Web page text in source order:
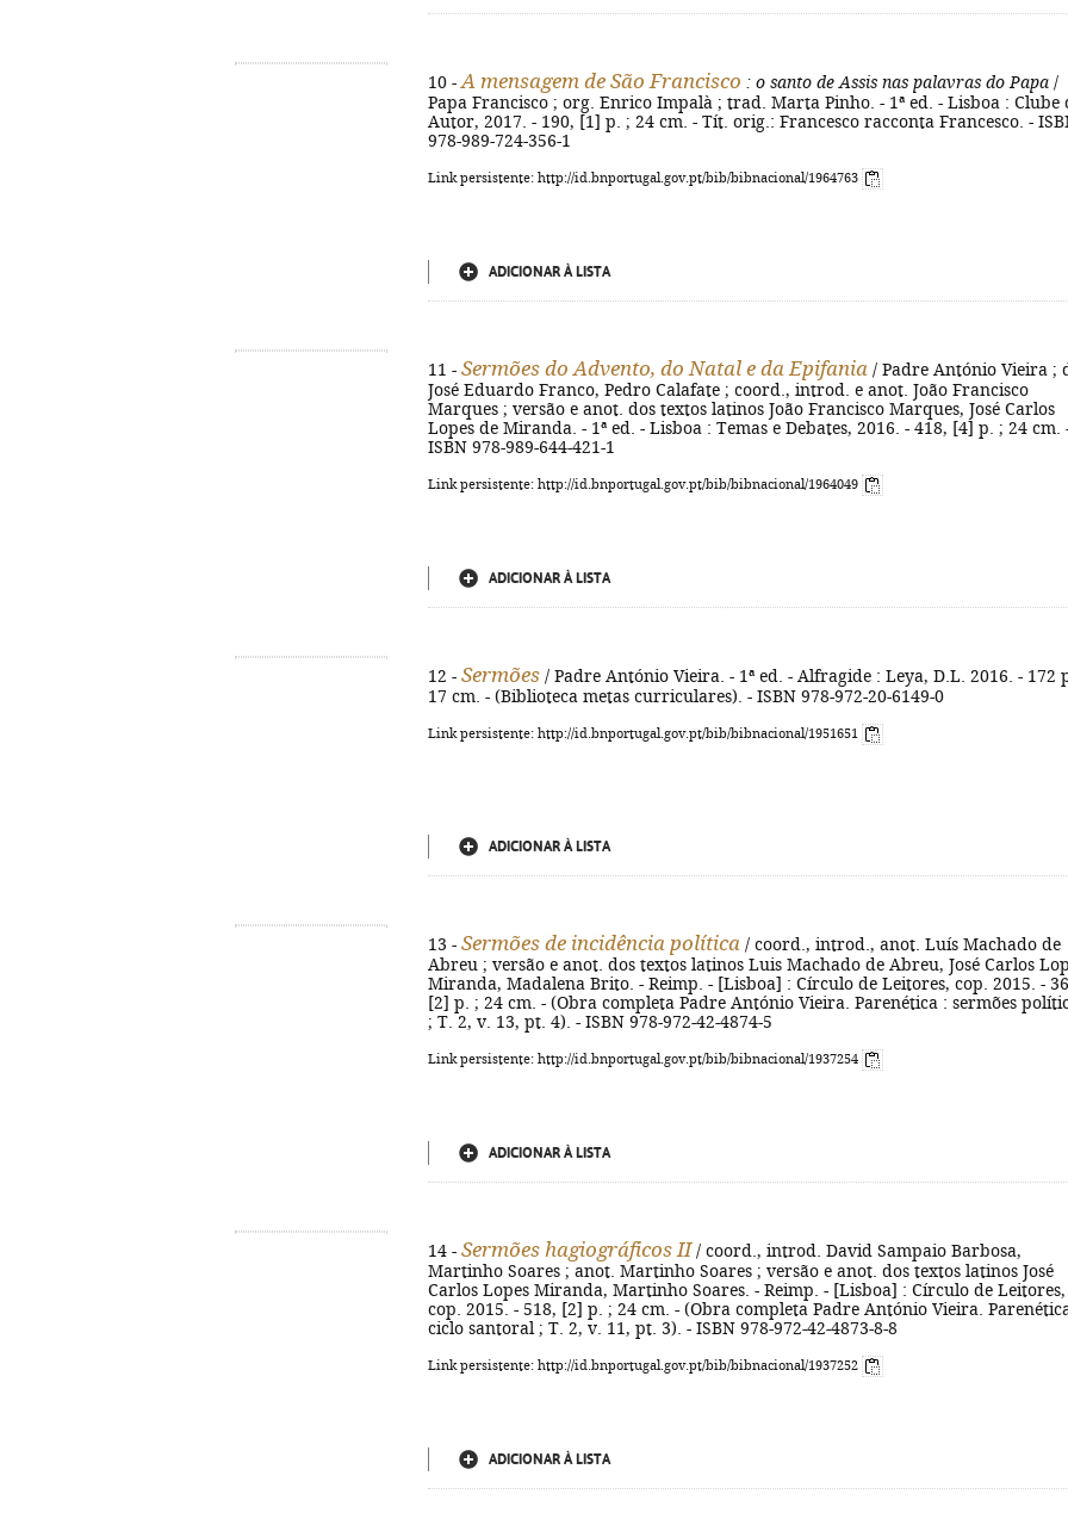
10 - A mensagem de São Francisco : o santo de Assis nas palavras do Papa /
Papa Francisco ; org. Enrico Impalà ; trad. Marta Pinho. - 1ª ed. - Lisboa : Clube
Autor, 2017. - 190, [1] p. ; 24 cm. - Tít. orig.: Francesco racconta Francesco. -
978-989-724-356-1
Link persistente: http://id.bnportugal.gov.pt/bib/bibnacional/1964763
ADICIONAR À LISTA
11 - Sermões do Advento, do Natal e da Epifania / Padre António Vieira ;
José Eduardo Franco, Pedro Calafate ; coord., introd. e anot. João Francisco
Marques ; versão e anot. dos textos latinos João Francisco Marques, José Carlos
Lopes de Miranda. - 1ª ed. - Lisboa : Temas e Debates, 2016. - 418, [4] p. ; 24 cm.
ISBN 978-989-644-421-1
Link persistente: http://id.bnportugal.gov.pt/bib/bibnacional/1964049
ADICIONAR À LISTA
12 - Sermões / Padre António Vieira. - 1ª ed. - Alfragide : Leya, D.L. 2016. - 172
17 cm. - (Biblioteca metas curriculares). - ISBN 978-972-20-6149-0
Link persistente: http://id.bnportugal.gov.pt/bib/bibnacional/1951651
ADICIONAR À LISTA
13 - Sermões de incidência política / coord., introd., anot. Luís Machado de
Abreu ; versão e anot. dos textos latinos Luis Machado de Abreu, José Carlos
Miranda, Madalena Brito. - Reimp. - [Lisboa] : Círculo de Leitores, cop. 2015. -
[2] p. ; 24 cm. - (Obra completa Padre António Vieira. Parenética : sermões
; T. 2, v. 13, pt. 4). - ISBN 978-972-42-4874-5
Link persistente: http://id.bnportugal.gov.pt/bib/bibnacional/1937254
ADICIONAR À LISTA
14 - Sermões hagiográficos II / coord., introd. David Sampaio Barbosa,
Martinho Soares ; anot. Martinho Soares ; versão e anot. dos textos latinos José
Carlos Lopes Miranda, Martinho Soares. - Reimp. - [Lisboa] : Círculo de Leitores,
cop. 2015. - 518, [2] p. ; 24 cm. - (Obra completa Padre António Vieira.
ciclo santoral ; T. 2, v. 11, pt. 3). - ISBN 978-972-42-4873-8-8
Link persistente: http://id.bnportugal.gov.pt/bib/bibnacional/1937252
ADICIONAR À LISTA